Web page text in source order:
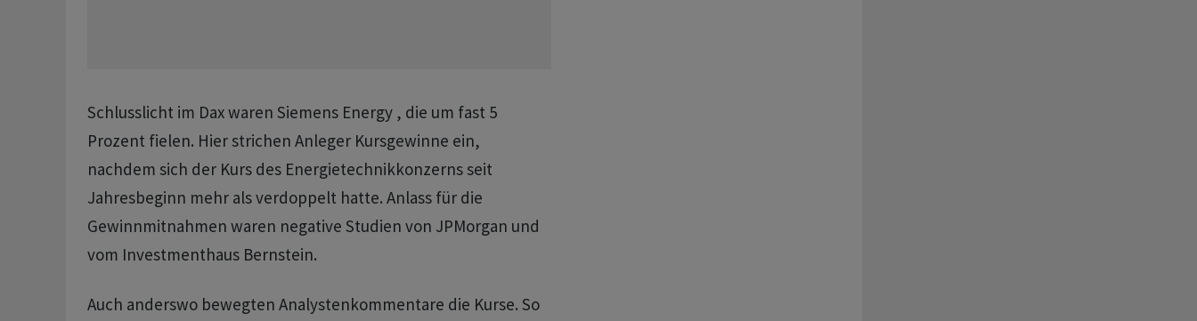
Schlusslicht im Dax waren Siemens Energy , die um fast 5
Prozent fielen. Hier strichen Anleger Kursgewinne ein,
nachdem sich der Kurs des Energietechnikkonzerns seit
Jahresbeginn mehr als verdoppelt hatte. Anlass für die
Gewinnmitnahmen waren negative Studien von JPMorgan und
vom Investmenthaus Bernstein.
Auch anderswo bewegten Analystenkommentare die Kurse. So